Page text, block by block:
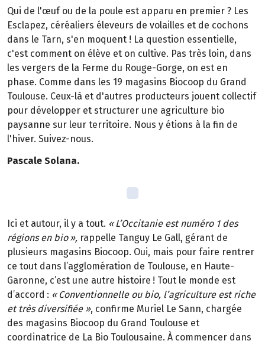
Qui de l'œuf ou de la poule est apparu en premier ? Les
Esclapez, céréaliers éleveurs de volailles et de cochons
dans le Tarn, s'en moquent ! La question essentielle,
c'est comment on élève et on cultive. Pas très loin, dans
les vergers de la Ferme du Rouge-Gorge, on est en
phase. Comme dans les 19 magasins Biocoop du Grand
Toulouse. Ceux-là et d'autres producteurs jouent collectif
pour développer et structurer une agriculture bio
paysanne sur leur territoire. Nous y étions à la fin de
l'hiver. Suivez-nous.
Pascale Solana.
Ici et autour, il y a tout. « L’Occitanie est numéro 1 des
régions en bio », rappelle Tanguy Le Gall, gérant de
plusieurs magasins Biocoop. Oui, mais pour faire rentrer
ce tout dans l’agglomération de Toulouse, en Haute-
Garonne, c’est une autre histoire ! Tout le monde est
d’accord : « Conventionnelle ou bio, l’agriculture est riche
et très diversifiée », confirme Muriel Le Sann, chargée
des magasins Biocoop du Grand Toulouse et
coordinatrice de La Bio Toulousaine. À commencer dans